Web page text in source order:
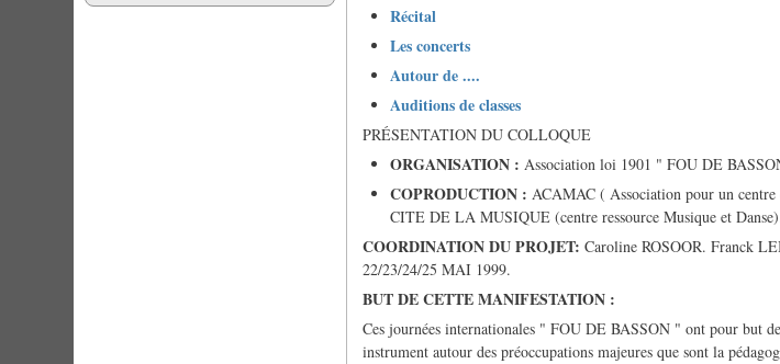
Récital
Les concerts
Autour de ....
Auditions de classes
PRÉSENTATION DU COLLOQUE
ORGANISATION : Association loi 1901 " FOU DE
COPRODUCTION : ACAMAC ( Association pour un
CITE DE LA MUSIQUE (centre ressource Musique et
COORDINATION DU PROJET: Caroline ROSOOR. Franck
22/23/24/25 MAI 1999.
BUT DE CETTE MANIFESTATION :
Ces journées internationales " FOU DE BASSON " ont pour but
instrument autour des préoccupations majeures que sont la